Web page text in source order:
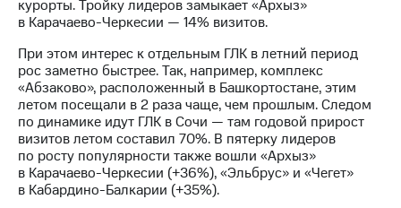
управление
Корпоративный
секретарь
Раскрытие
информации
Информация
акционерам
Документы
ПАО
"МТС"
курорты. Тройку лидеров замыкает «Архыз»
в Карачаево-Черкесии — 14% визитов.
При этом интерес к отдельным ГЛК в летний период
рос заметно быстрее. Так, например, комплекс
«Абзаково», расположенный в Башкортостане, этим
летом посещали в 2 раза чаще, чем прошлым. Следом
по динамике идут ГЛК в Сочи — там годовой прирост
визитов летом составил 70%. В пятерку лидеров
по росту популярности также вошли «Архыз»
в Карачаево-Черкесии (+36%), «Эльбрус» и «Чегет»
в Кабардино-Балкарии (+35%).